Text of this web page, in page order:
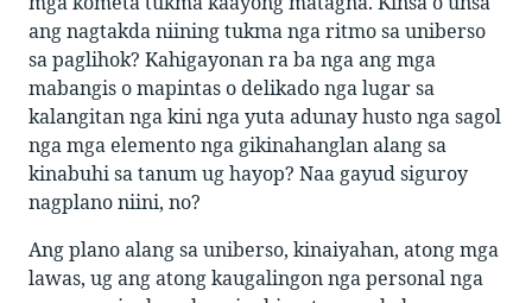
ang nagtakda niining tukma nga ritmo sa uniberso
sa paglihok? Kahigayonan ra ba nga ang mga
mabangis o mapintas o delikado nga lugar sa
kalangitan nga kini nga yuta adunay husto nga sagol
nga mga elemento nga gikinahanglan alang sa
kinabuhi sa tanum ug hayop? Naa gayud siguroy
nagplano niini, no?
Ang plano alang sa uniberso, kinaiyahan, atong mga
lawas, ug ang atong kaugalingon nga personal nga